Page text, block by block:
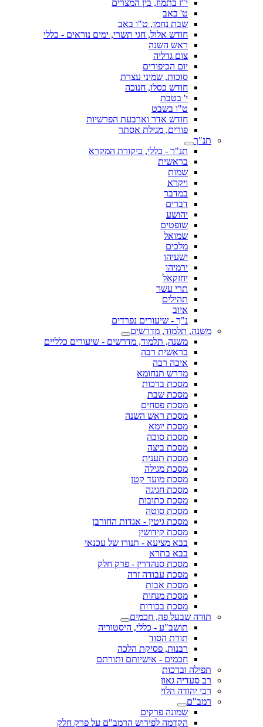
י"ז בתמוז, בין המצרים
ט' באב
שבת נחמו, ט"ו באב
חודש אלול, חגי תשרי, ימים נוראים - כללי
ראש השנה
צום גדליה
יום הכיפורים
סוכות, שמיני עצרת
חודש כסלו, חנוכה
י' בטבת
ט"ו בשבט
חודש אדר וארבעת הפרשיות
פורים, מגילת אסתר
תנ"ך
תנ"ך - כללי, ביקורת המקרא
בראשית
שמות
ויקרא
במדבר
דברים
יהושע
שופטים
שמואל
מלכים
ישעיהו
ירמיהו
יחזקאל
תרי עשר
תהילים
איוב
נ"ך - שיעורים נפרדים
משנה, תלמוד, מדרשים
משנה, תלמוד, מדרשים - שיעורים כלליים
בראשית רבה
איכה רבה
מדרש תנחומא
מסכת ברכות
מסכת שבת
מסכת פסחים
מסכת ראש השנה
מסכת יומא
מסכת סוכה
מסכת ביצה
מסכת תענית
מסכת מגילה
מסכת מועד קטן
מסכת חגיגה
מסכת כתובות
מסכת סוטה
מסכת גיטין - אגדות החורבן
מסכת קידושין
בבא מציעא - תנורו של עכנאי
בבא בתרא
מסכת סנהדרין - פרק חלק
מסכת עבודה זרה
מסכת אבות
מסכת מנחות
מסכת בכורות
תורה שבעל פה, חכמים
תושב"ע - כללי, היסטוריה
תורת הסוד
רבנות, פסיקת הלכה
חכמים - אישיותם ותורתם
תפילה וברכות
רב סעדיה גאון
רבי יהודה הלוי
רמב"ם
שמונה פרקים
הקדמה לפירוש הרמב"ם על פרק חלק